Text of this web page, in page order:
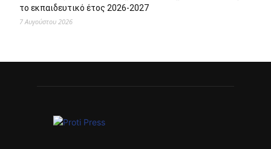
Πρόσφατα άρθρα
Το Allou! fan park γίνεται πόλος πολιτισμού, αναψυχής,
7 Αυγούστου 2026